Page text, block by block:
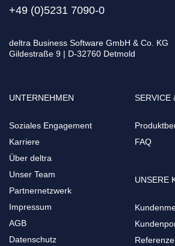
+49 (0)5231 7090-0
deltra Business Software GmbH & Co. KG
Gildestraße 9 | D-32760 Detmold
UNTERNEHMEN
Soziales Engagement
Karriere
Über deltra
Unser Team
Partnernetzwerk
Impressum
AGB
Datenschutz
SERVICE
FAQ
UNSERE